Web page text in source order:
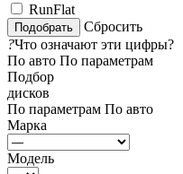
RunFlat
Сбросить
?Что означают эти цифры?
По авто По параметрам
Подбор
дисков
По параметрам По авто
Марка
Модель